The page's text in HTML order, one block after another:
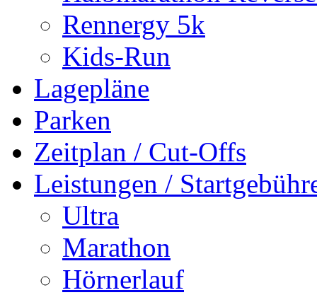
Rennergy 5k
Kids-Run
Lagepläne
Parken
Zeitplan / Cut-Offs
Leistungen /
Ultra
Marathon
Hörnerlauf